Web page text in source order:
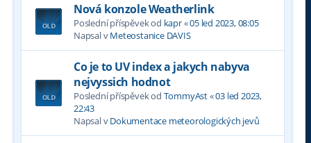
Nová konzole Weatherlink
Poslední příspěvek od kapr«05 led 2023, 08:05
Napsal vMeteostanice DAVIS
Co je to UV index a jakych nabyva
nejvyssich hodnot
Poslední příspěvek od TommyAst«03 led 2023,
22:43
Napsal vDokumentace meteorologických jevů